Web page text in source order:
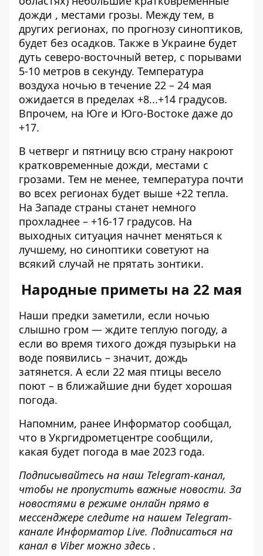
дожди , местами грозы. Между тем, в
других регионах, по прогнозу синоптиков,
будет без осадков. Также в Украине будет
дуть северо-восточный ветер, с порывами
5-10 метров в секунду. Температура
воздуха ночью в течение 22 – 24 мая
ожидается в пределах +8...+14 градусов.
Впрочем, на Юге и Юго-Востоке даже до
+17.
В четверг и пятницу всю страну накроют
кратковременные дожди, местами с
грозами. Тем не менее, температура почти
во всех регионах будет выше +22 тепла.
На Западе страны станет немного
прохладнее – +16-17 градусов. На
выходных ситуация начнет меняться к
лучшему, но синоптики советуют на
всякий случай не прятать зонтики.
Народные приметы на 22 мая
Наши предки заметили, если ночью
слышно гром — ждите теплую погоду, а
если во время тихого дождя пузырьки на
воде появились – значит, дождь
затянется. А если 22 мая птицы весело
поют – в ближайшие дни будет хорошая
погода.
Напомним, ранее Информатор сообщал,
что в Укргидрометцентре сообщили,
какая будет погода в мае 2023 года.
Подписывайтесь на наш Telegram-канал,
чтобы не пропустить важные новости. За
новостями в режиме онлайн прямо в
мессенджере следите на нашем Telegram-
канале Информатор Live. Подписаться на
канал в Viber можно здесь .